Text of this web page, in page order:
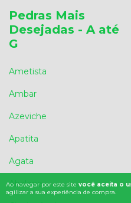
Ao navegar por este site você aceita o
agilizar a sua experiência de compra.
Pedras Mais
Desejadas - A até
G
Ametista
Ambar
Azeviche
Apatita
Agata
Abalone